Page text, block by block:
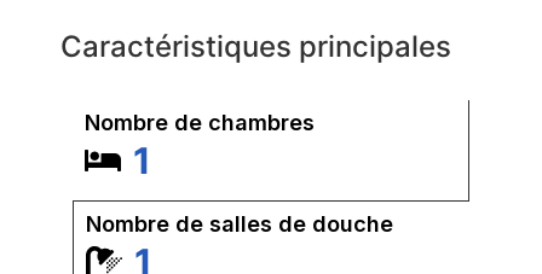
Caractéristiques principales
Nombre de chambres
1
Nombre de salles de douche
1